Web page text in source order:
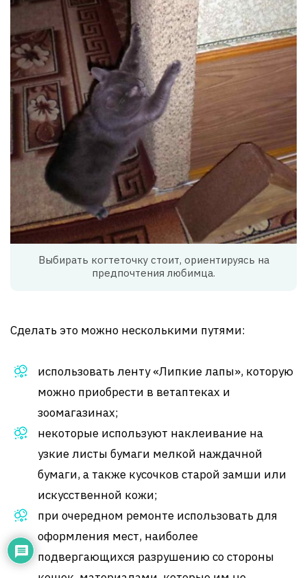
Выбирать когтеточку стоит, ориентируясь на
предпочтения любимца.
Сделать это можно несколькими путями:
использовать ленту «Липкие лапы», которую
можно приобрести в ветаптеках и
зоомагазинах;
некоторые используют наклеивание на
узкие листы бумаги мелкой наждачной
бумаги, а также кусочков старой замши или
искусственной кожи;
при очередном ремонте использовать для
оформления мест, наиболее
подвергающихся разрушению со стороны